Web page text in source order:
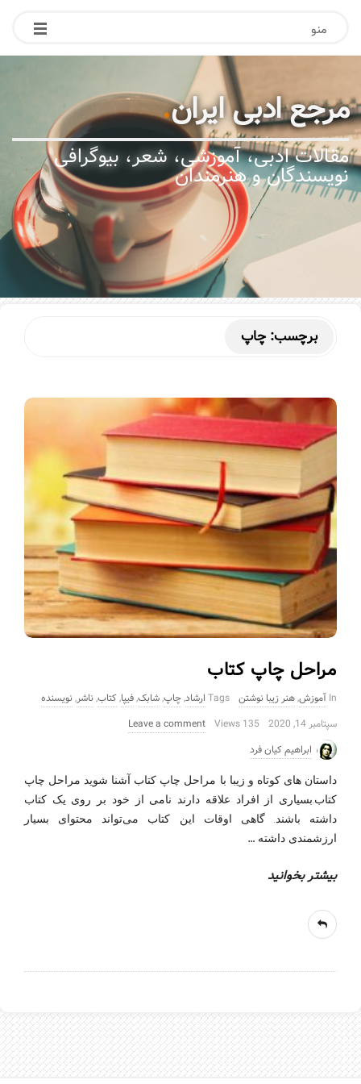
منو
مرجع ادبی ایران.
مقالات ادبی، آموزشی، شعر، بیوگرافی
نویسندگان و هنرمندان
برچسب: چاپ
مراحل چاپ کتاب
In آموزش,هنر زیبا نوشتن Tags ارشاد,چاپ,شابک,فیپا, کتاب,ناشر,نویسنده
سپتامبر 14, 2020
135 Views
Leave a comment
ابراهیم کیان فرد
داستان های کوتاه و زیبا با مراحل چاپ کتاب آشنا شوید مراحل چاپ
کتاب.بسیاری از افراد علاقه دارند نامی از خود بر روی یک کتاب
داشته باشند. گاهی اوقات این کتاب می‌تواند محتوای بسیار
ارزشمندی داشته …
بیشتر بخوانید